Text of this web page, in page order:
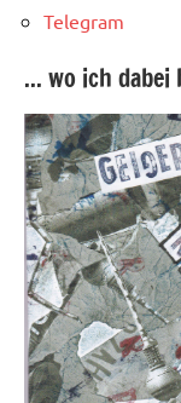
Telegram
... wo ich